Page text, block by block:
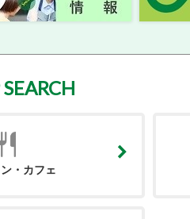
・カフェ